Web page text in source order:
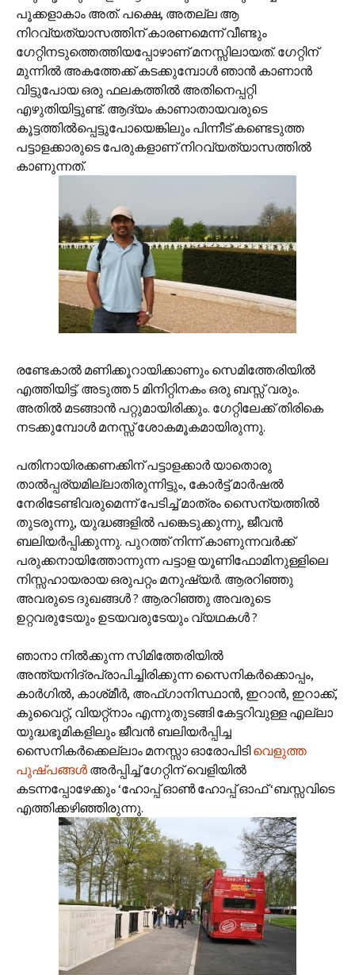
പൂക്കളാകാം അത്. പക്ഷെ, അതല്ല ആ
നിറവ്യത്യാസത്തിന് കാരണമെന്ന് വീണ്ടും
ഗേറ്റിനടുത്തെത്തിയപ്പോഴാണ് മനസ്സിലായത്. ഗേറ്റിന്
മുന്നില്‍ അകത്തേക്ക് കടക്കുമ്പോള്‍ ഞാന്‍ കാണാന്‍
വിട്ടുപോയ ഒരു ഫലകത്തില്‍ അതിനെപ്പറ്റി
എഴുതിയിട്ടുണ്ട്. ആദ്യം കാണാതായവരുടെ
കൂട്ടത്തില്‍പ്പെട്ടുപോയെങ്കിലും പിന്നീട് കണ്ടെടുത്ത
പട്ടാളക്കാരുടെ പേരുകളാണ് നിറവ്യത്യാസത്തില്‍
കാണുന്നത്.
രണ്ടേകാല്‍ മണിക്കൂറായിക്കാണും സെമിത്തേരിയില്‍
എത്തിയിട്ട്. അടുത്ത 5 മിനിറ്റിനകം ഒരു ബസ്സ് വരും.
അതില്‍ മടങ്ങാന്‍ പറ്റുമായിരിക്കും. ഗേറ്റിലേക്ക് തിരികെ
നടക്കുമ്പോള്‍ മനസ്സ് ശോകമൂകമായിരുന്നു.
പതിനായിരക്കണക്കിന് പട്ടാളക്കാര്‍‍ യാതൊരു
താല്‍പ്പര്യമില്ലാതിരുന്നിട്ടും, കോര്‍ട്ട് മാര്‍ഷല്‍
നേരിടേണ്ടിവരുമെന്ന് പേടിച്ച് മാത്രം സൈന്യത്തില്‍
തുടരുന്നു, യുദ്ധങ്ങളില്‍ പങ്കെടുക്കുന്നു, ജീവന്‍
ബലിയര്‍പ്പിക്കുന്നു. പുറത്ത് നിന്ന് കാണുന്നവര്‍ക്ക്
പരുക്കനായിത്തോന്നുന്ന പട്ടാള യൂണിഫോമിനുള്ളിലെ
നിസ്സഹായരായ ഒരുപറ്റം മനുഷ്യര്‍. ആരറിഞ്ഞു
അവരുടെ ദുഖങ്ങള്‍ ? ആരറിഞ്ഞു അവരുടെ
ഉറ്റവരുടേയും ഉടയവരുടേയും വ്യഥകള്‍ ?
ഞാനാ നില്‍ക്കുന്ന സിമിത്തേരിയില്‍
അന്ത്യനിദ്രപ്രാപിച്ചിരിക്കുന്ന സൈനികര്‍ക്കൊപ്പം,
കാര്‍ഗില്‍, കാശ്‌മീര്‍, അഫ്‌ഗാനിസ്ഥാന്‍, ഇറാന്‍, ഇറാക്ക്,
കുവൈറ്റ്, വിയറ്റ്നാം എന്നുതുടങ്ങി കേട്ടറിവുള്ള എല്ലാ‍
യുദ്ധഭൂമികളിലും ജീവന്‍ ബലിയര്‍പ്പിച്ച
സൈനികര്‍ക്കെല്ലാം മനസ്സാ ഓരോപിടിവെളുത്ത
പുഷ്പങ്ങള്‍ അര്‍പ്പിച്ച് ഗേറ്റിന് വെളിയില്‍
കടന്നപ്പോഴേക്കും ‘ഹോപ്പ് ഓണ്‍ ഹോപ്പ് ഓഫ് ‘ബസ്സവിടെ
എത്തിക്കഴിഞ്ഞിരുന്നു.